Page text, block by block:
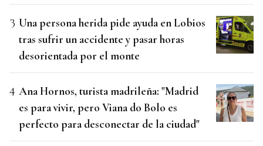
Una persona herida pide ayuda en Lobios
tras sufrir un accidente y pasar horas
desorientada por el monte
Ana Hornos, turista madrileña: "Madrid
es para vivir, pero Viana do Bolo es
perfecto para desconectar de la ciudad"